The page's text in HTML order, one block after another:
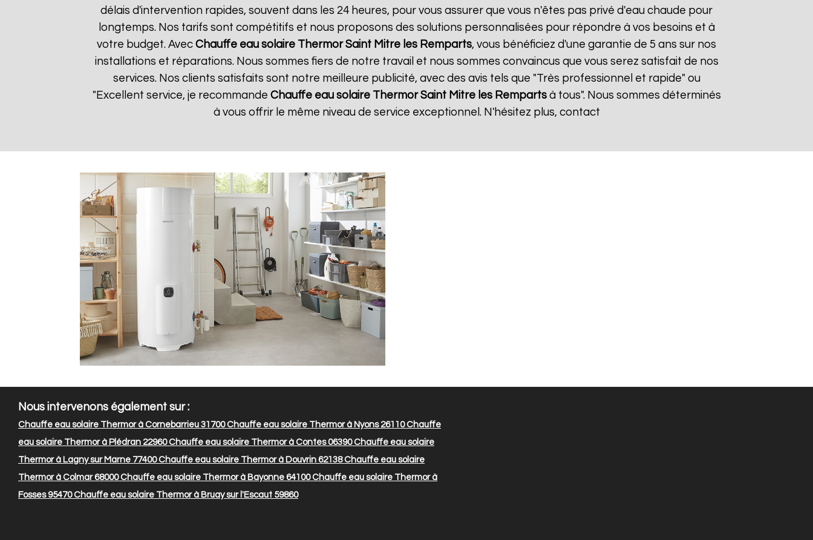
délais d'intervention rapides, souvent dans les 24 heures, pour vous assurer que vous n'êtes pas privé d'eau chaude pour
longtemps. Nos tarifs sont compétitifs et nous proposons des solutions personnalisées pour répondre à vos besoins et à
votre budget. Avec Chauffe eau solaire Thermor Saint Mitre les Remparts, vous bénéficiez d'une garantie de 5 ans sur nos
installations et réparations. Nous sommes fiers de notre travail et nous sommes convaincus que vous serez satisfait de nos
services. Nos clients satisfaits sont notre meilleure publicité, avec des avis tels que "Très professionnel et rapide" ou
"Excellent service, je recommande Chauffe eau solaire Thermor Saint Mitre les Rempartsà tous". Nous sommes déterminés
à vous offrir le même niveau de service exceptionnel. N'hésitez plus, contact
Nous intervenons également sur :
Chauffe eau solaire Thermor à Cornebarrieu 31700Chauffe eau solaire Thermor à Nyons 26110Chauffe
eau solaire Thermor à Plédran 22960Chauffe eau solaire Thermor à Contes 06390Chauffe eau solaire
Thermor à Lagny sur Marne 77400Chauffe eau solaire Thermor à Douvrin 62138Chauffe eau solaire
Thermor à Colmar 68000Chauffe eau solaire Thermor à Bayonne 64100Chauffe eau solaire Thermor à
Fosses 95470Chauffe eau solaire Thermor à Bruay sur l'Escaut 59860